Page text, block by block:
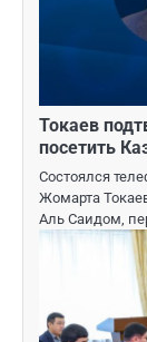
Токаев
посетить
Состоялся
Жомарта
Аль Саидом,